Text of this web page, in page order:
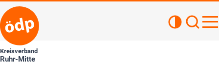
Kreisverband
Ruhr-Mitte